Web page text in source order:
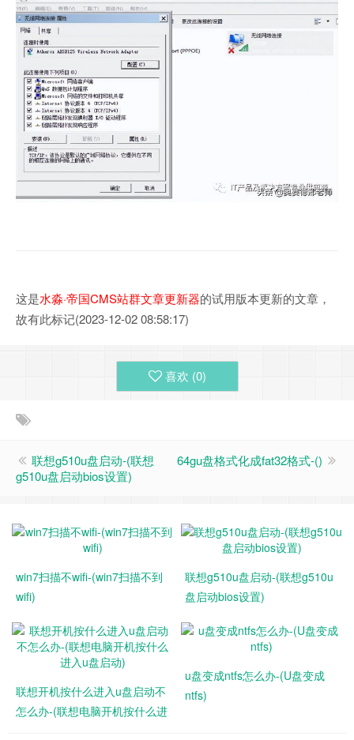
这是水淼·帝国CMS站群文章更新器的试用版本更新的文章，
故有此标记(2023-12-02 08:58:17)
喜欢 (0)
联想g510u盘启动-(联想
g510u盘启动bios设置)
64gu盘格式化成fat32格式-()
win7扫描不wifi-(win7扫描不到
wifi)
联想g510u盘启动-(联想g510u
盘启动bios设置)
联想开机按什么进入u盘启动不
怎么办-(联想电脑开机按什么进
u盘变成ntfs怎么办-(U盘变成
ntfs)